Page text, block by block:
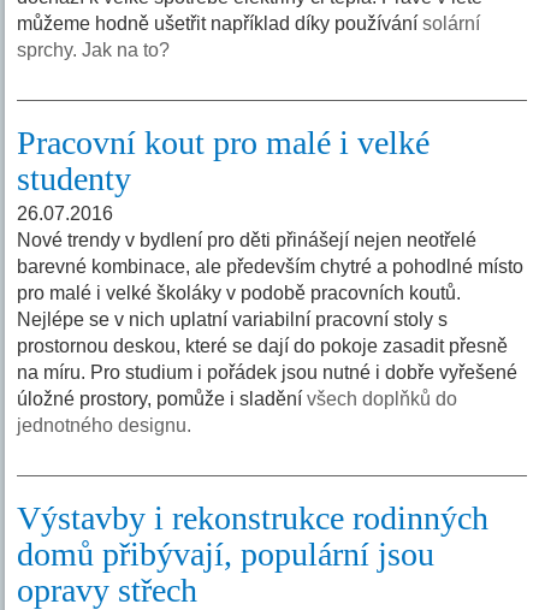
můžeme hodně ušetřit například díky používánísolární
sprchy. Jak na to?
Pracovní kout pro malé i velké
studenty
26.07.2016
Nové trendy v bydlení pro děti přinášejí nejen neotřelé
barevné kombinace, ale především chytré a pohodlné místo
pro malé i velké školáky v podobě pracovních koutů.
Nejlépe se v nich uplatní variabilní pracovní stoly s
prostornou deskou, které se dají do pokoje zasadit přesně
na míru. Pro studium i pořádek jsou nutné i dobře vyřešené
úložné prostory, pomůže i sladěnívšech doplňků do
jednotného designu.
Výstavby i rekonstrukce rodinných
domů přibývají, populární jsou
opravy střech